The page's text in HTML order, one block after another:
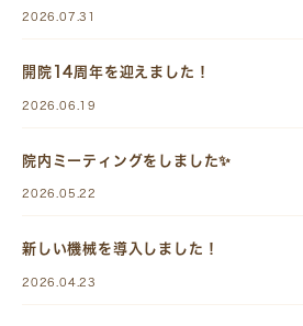
2026.07.31
開院14周年を迎えました！
2026.06.19
院内ミーティングをしました✨
2026.05.22
新しい機械を導入しました！
2026.04.23